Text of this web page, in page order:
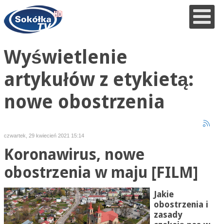
Wyświetlenie
artykułów z etykietą:
nowe obostrzenia
czwartek, 29 kwiecień 2021 15:14
Koronawirus, nowe
obostrzenia w maju [FILM]
Jakie
obostrzenia i
zasady